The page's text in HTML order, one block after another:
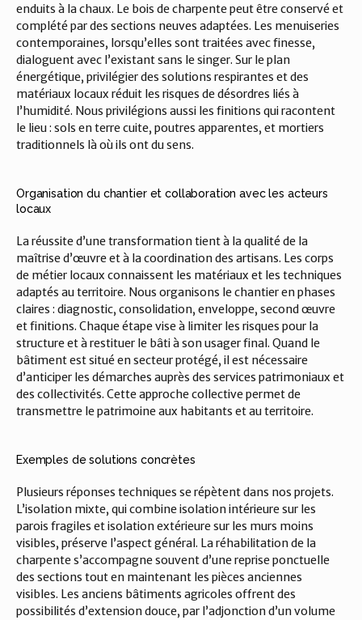
enduits à la chaux. Le bois de charpente peut être conservé et
complété par des sections neuves adaptées. Les menuiseries
contemporaines, lorsqu’elles sont traitées avec finesse,
dialoguent avec l’existant sans le singer. Sur le plan
énergétique, privilégier des solutions respirantes et des
matériaux locaux réduit les risques de désordres liés à
l’humidité. Nous privilégions aussi les finitions qui racontent
le lieu : sols en terre cuite, poutres apparentes, et mortiers
traditionnels là où ils ont du sens.
Organisation du chantier et collaboration avec les acteurs
locaux
La réussite d’une transformation tient à la qualité de la
maîtrise d’œuvre et à la coordination des artisans. Les corps
de métier locaux connaissent les matériaux et les techniques
adaptés au territoire. Nous organisons le chantier en phases
claires : diagnostic, consolidation, enveloppe, second œuvre
et finitions. Chaque étape vise à limiter les risques pour la
structure et à restituer le bâti à son usager final. Quand le
bâtiment est situé en secteur protégé, il est nécessaire
d’anticiper les démarches auprès des services patrimoniaux et
des collectivités. Cette approche collective permet de
transmettre le patrimoine aux habitants et au territoire.
Exemples de solutions concrètes
Plusieurs réponses techniques se répètent dans nos projets.
L’isolation mixte, qui combine isolation intérieure sur les
parois fragiles et isolation extérieure sur les murs moins
visibles, préserve l’aspect général. La réhabilitation de la
charpente s’accompagne souvent d’une reprise ponctuelle
des sections tout en maintenant les pièces anciennes
visibles. Les anciens bâtiments agricoles offrent des
possibilités d’extension douce, par l’adjonction d’un volume